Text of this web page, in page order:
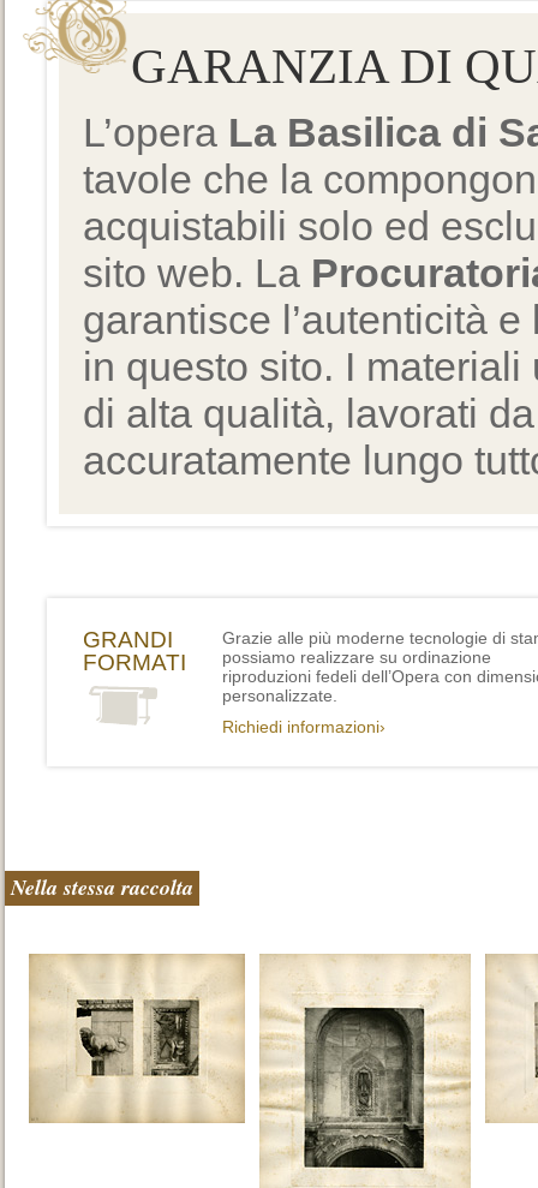
GARANZIA DI
L’opera La Basilica di
tavole che la
acquistabili solo ed
sito web. La
garantisce l’autenticità
in questo sito. I
di alta qualità, lavorati
accuratamente lungo
GRANDI
FORMATI
Grazie alle più moderne tecnologie di
possiamo realizzare su ordinazione
riproduzioni fedeli dell’Opera con
personalizzate.
Richiedi informazioni›
Nella stessa raccolta